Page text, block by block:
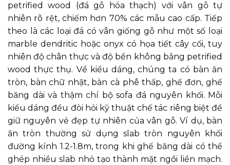
petrified wood (đá gỗ hóa thạch) với vân gỗ tự
nhiên rõ rệt, chiếm hơn 70% các mẫu cao cấp. Tiếp
theo là các loại đá có vân giống gỗ như một số loại
marble dendritic hoặc onyx có họa tiết cây cối, tuy
nhiên độ chân thực và độ bền không bằng petrified
wood thực thụ. Về kiểu dáng, chúng ta có bàn ăn
tròn, bàn chữ nhật, bàn cà phê thấp, ghế đơn, ghế
băng dài và thậm chí bộ sofa đá nguyên khối. Mỗi
kiểu dáng đều đòi hỏi kỹ thuật chế tác riêng biệt để
giữ nguyên vẻ đẹp tự nhiên của vân gỗ. Ví dụ, bàn
ăn tròn thường sử dụng slab tròn nguyên khối
đường kính 1.2-1.8m, trong khi ghế băng dài có thể
ghép nhiều slab nhỏ tạo thành mặt ngồi liền mạch.